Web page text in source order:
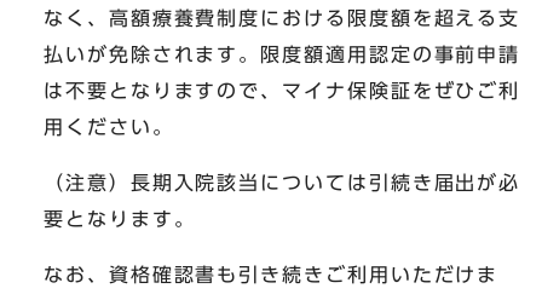
なく、高額療養費制度における限度額を超える支
払いが免除されます。限度額適用認定の事前申請
は不要となりますので、マイナ保険証をぜひご利
用ください。
（注意）長期入院該当については引続き届出が必
要となります。
なお、資格確認書も引き続きご利用いただけま